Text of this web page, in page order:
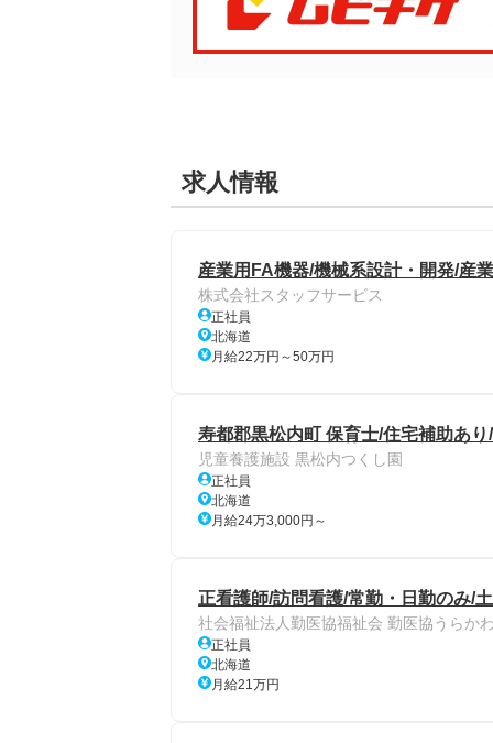
求人情報
産業用FA機器/機械系設計・開発/産
株式会社スタッフサービス
正社員
北海道
月給22万円～50万円
寿都郡黒松内町 保育士/住宅補助あ
児童養護施設 黒松内つくし園
正社員
北海道
月給24万3,000円～
正看護師/訪問看護/常勤・日勤のみ/
社会福祉法人勤医協福祉会 勤医協うらか
正社員
北海道
月給21万円